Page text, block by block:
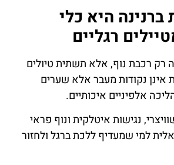
היא כלי
רגליים
רק רכבת נוף, אלא תשתית טיולים
נקודות מעבר אלא שערים
אלפיניים איכותיים.
נגישות איטלקית ונוף פראי
למי שמעדיף ללכת ברגל ולחזור